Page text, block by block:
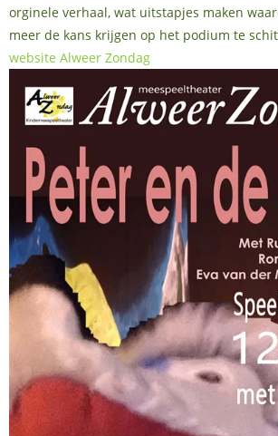
orginele verhaal, wat uitstapjes maken
meer de kans krijgen op het podium te
website Alweer Zondag